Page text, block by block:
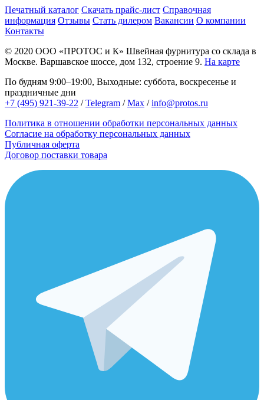
Печатный каталог Скачать прайс-лист Справочная
информация Отзывы Стать дилером Вакансии О компании
Контакты
© 2020 ООО «ПРОТОС и К» Швейная фурнитура со склада в
Москве. Варшавское шоссе, дом 132, строение 9. На карте
По будням 9:00–19:00, Выходные: суббота, воскресенье и
праздничные дни
+7 (495) 921-39-22 /Telegram /Max /info@protos.ru
Политика в отношении обработки персональных данных
Согласие на обработку персональных данных
Публичная оферта
Договор поставки товара